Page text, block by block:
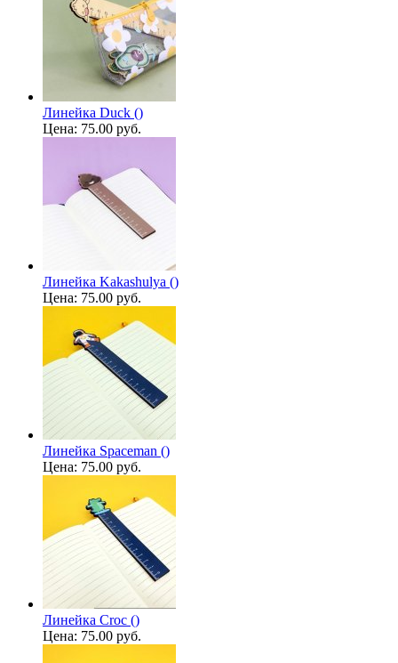
Линейка Duck ()
Цена: 75.00 руб.
Линейка Kakashulya ()
Цена: 75.00 руб.
Линейка Spaceman ()
Цена: 75.00 руб.
Линейка Croc ()
Цена: 75.00 руб.